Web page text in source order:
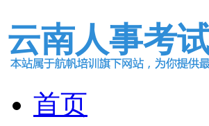
云南人事考
首页